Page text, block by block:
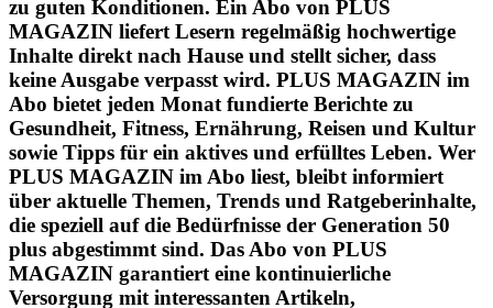
zu guten Konditionen. Ein Abo von PLUS
MAGAZIN liefert Lesern regelmäßig hochwertige
Inhalte direkt nach Hause und stellt sicher, dass
keine Ausgabe verpasst wird. PLUS MAGAZIN im
Abo bietet jeden Monat fundierte Berichte zu
Gesundheit, Fitness, Ernährung, Reisen und Kultur
sowie Tipps für ein aktives und erfülltes Leben. Wer
PLUS MAGAZIN im Abo liest, bleibt informiert
über aktuelle Themen, Trends und Ratgeberinhalte,
die speziell auf die Bedürfnisse der Generation 50
plus abgestimmt sind. Das Abo von PLUS
MAGAZIN garantiert eine kontinuierliche
Versorgung mit interessanten Artikeln,